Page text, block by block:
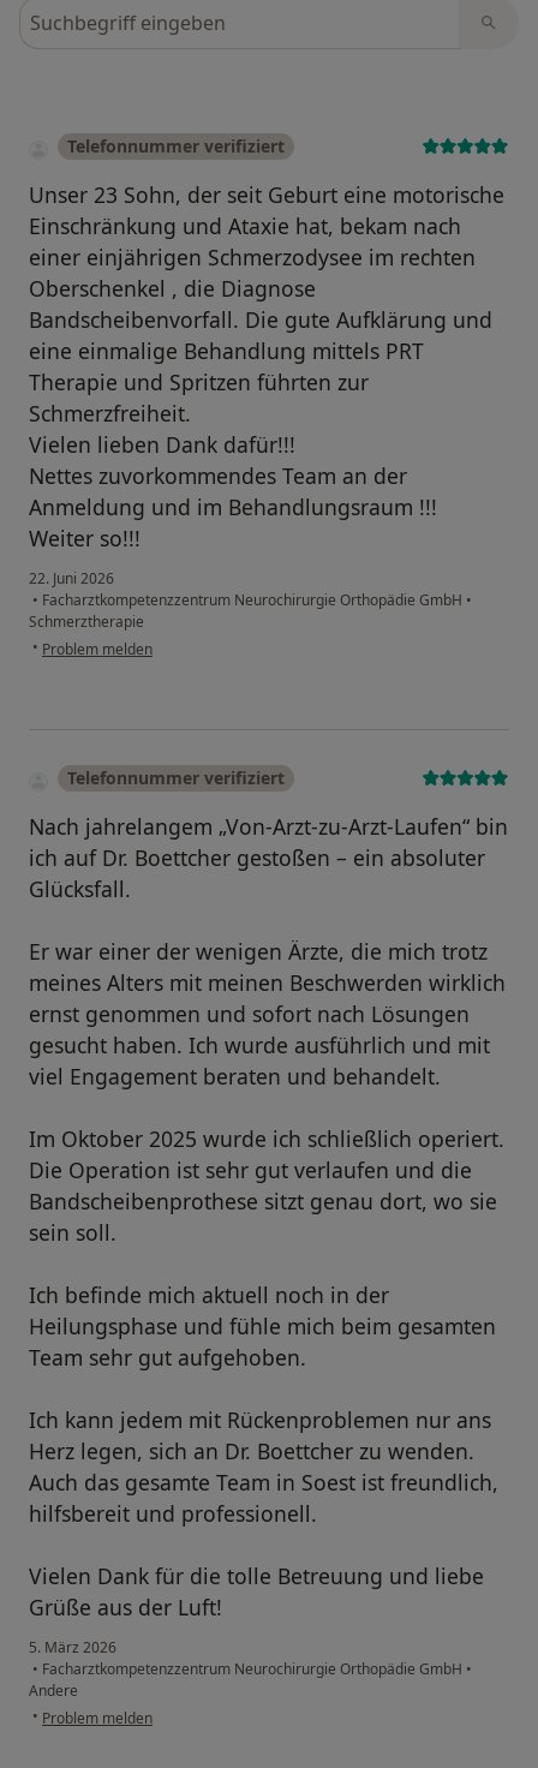
Bewertungen durchsuchen
Telefonnummer verifiziert
Unser 23 Sohn, der seit Geburt eine motorische
Einschränkung und Ataxie hat, bekam nach
einer einjährigen Schmerzodysee im rechten
Oberschenkel , die Diagnose
Bandscheibenvorfall. Die gute Aufklärung und
eine einmalige Behandlung mittels PRT
Therapie und Spritzen führten zur
Schmerzfreiheit.
Vielen lieben Dank dafür!!!
Nettes zuvorkommendes Team an der
Anmeldung und im Behandlungsraum !!!
Weiter so!!!
22. Juni 2026
• Facharztkompetenzzentrum Neurochirurgie Orthopädie GmbH •
Schmerztherapie
• Problem melden
Telefonnummer verifiziert
Nach jahrelangem „Von-Arzt-zu-Arzt-Laufen“ bin
ich auf Dr. Boettcher gestoßen – ein absoluter
Glücksfall.
Er war einer der wenigen Ärzte, die mich trotz
meines Alters mit meinen Beschwerden wirklich
ernst genommen und sofort nach Lösungen
gesucht haben. Ich wurde ausführlich und mit
viel Engagement beraten und behandelt.
Im Oktober 2025 wurde ich schließlich operiert.
Die Operation ist sehr gut verlaufen und die
Bandscheibenprothese sitzt genau dort, wo sie
sein soll.
Ich befinde mich aktuell noch in der
Heilungsphase und fühle mich beim gesamten
Team sehr gut aufgehoben.
Ich kann jedem mit Rückenproblemen nur ans
Herz legen, sich an Dr. Boettcher zu wenden.
Auch das gesamte Team in Soest ist freundlich,
hilfsbereit und professionell.
Vielen Dank für die tolle Betreuung und liebe
Grüße aus der Luft!
5. März 2026
• Facharztkompetenzzentrum Neurochirurgie Orthopädie GmbH •
Andere
• Problem melden